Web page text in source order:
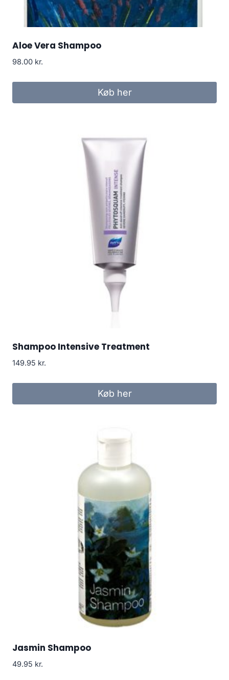
Aloe Vera Shampoo
98.00 kr.
Køb her
Shampoo Intensive Treatment
149.95 kr.
Køb her
Jasmin Shampoo
49.95 kr.